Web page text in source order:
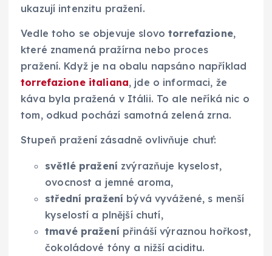
ukazují intenzitu pražení.
Vedle toho se objevuje slovotorrefazione,
které znamená pražírna nebo proces
pražení. Když je na obalu napsáno například
torrefazione italiana, jde o informaci, že
káva byla pražená v Itálii. To ale neříká nic o
tom, odkud pochází samotná zelená zrna.
Stupeň pražení zásadně ovlivňuje chuť:
světlé pražení zvýrazňuje kyselost,
ovocnost a jemné aroma,
střední pražení bývá vyvážené, s menší
kyselostí a plnější chutí,
tmavé pražení přináší výraznou hořkost,
čokoládové tóny a nižší aciditu.